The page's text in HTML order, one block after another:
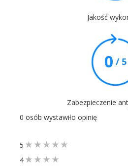
Jakość
0 / 5
Zabezpieczenie
0 osób wystawiło opinię
5
4